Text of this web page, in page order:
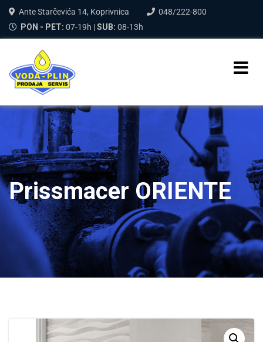
Ante Starčevića 14, Koprivnica
048/222-800
PON - PET: 07-19h |SUB: 08-13h
Prissmacer ORIENTE